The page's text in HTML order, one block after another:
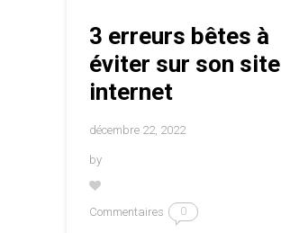
3 erreurs bêtes à
éviter sur son site
internet
décembre 22, 2022
by
Commentaires 0